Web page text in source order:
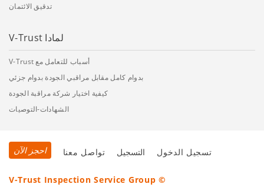
تدقيق الائتمان
لمادا V-Trust
أسباب للتعامل مع V-Trust
بدوام كامل مقابل مراقبي الجودة بدوام جزئي
كيفية اختيار شركة مراقبة الجودة
الشهادات-التوصيات
تسجيل الدخول التسجيل تواصل معنا احجز الآن
© V-Trust Inspection Service Group